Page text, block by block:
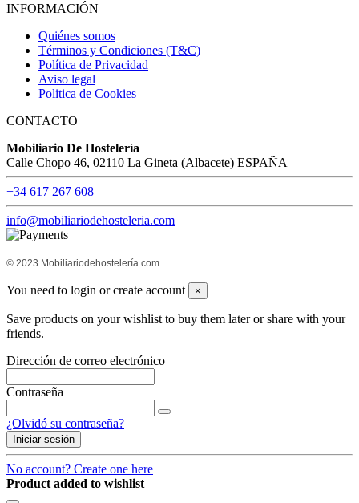
INFORMACIÓN
Quiénes somos
Términos y Condiciones (T&C)
Política de Privacidad
Aviso legal
Politica de Cookies
CONTACTO
Mobiliario De Hostelería
Calle Chopo 46, 02110 La Gineta (Albacete) ESPAÑA
+34 617 267 608
info@mobiliariodehosteleria.com
© 2023 Mobiliariodehostelería.com
You need to login or create account ×
Save products on your wishlist to buy them later or share with your
friends.
Dirección de correo electrónico
Contraseña
¿Olvidó su contraseña?
Iniciar sesión
No account? Create one here
Product added to wishlist